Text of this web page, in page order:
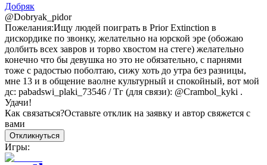
Добряк
@Dobryak_pidor
Пожелания:Ищу людей поиграть в Prior Extinction в
дискордике по звонку, желательно на юрской эре (обожаю
долбить всех завров и торво хвостом на стеге) желательно
конечно что бы девушка но это не обязательно, с парнями
тоже с радостью поболтаю, сижу хоть до утра без разницы,
мне 13 и в общение ваолне культурный и спокойный, вот мой
дс: pabadswi_plaki_73546 / Тг (для связи): @Crambol_kyki .
Удачи!
Как связаться?Оставьте отклик на заявку и автор свяжется с
вами
Откликнуться
Игры: